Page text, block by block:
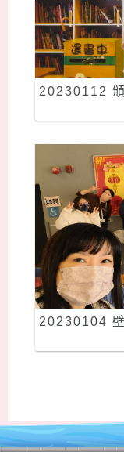
20230112
20230104